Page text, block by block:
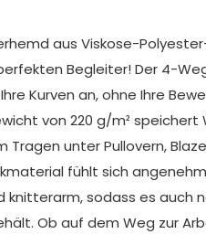
aus Viskose-
Begleiter! Der 4-
Kurven an, ohne Ihre
von 220 g/m² speichert
unter Pullovern,
fühlt sich
knitterarm, sodass es auch
Ob auf dem Weg zur